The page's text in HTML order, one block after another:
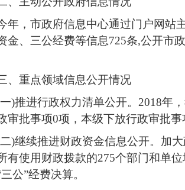
年，市政府信息中心通过门户网站
金、三公经费等信息725条,公开市
、重点领域信息公开情况
)推进行政权力清单公开。2018年
审批事项0项，本级下放行政审批
)继续推进财政资金信息公开。加
有使用财政拨款的275个部门和单
公”经费决算。